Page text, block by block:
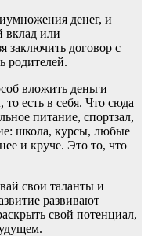
денег, и
вклад или
заключить договор с
родителей.
вложить деньги –
есть в себя. Что сюда
питание, спортзал,
школа, курсы, любые
и круче. Это то, что
свои таланты и
развивают
свой потенциал,